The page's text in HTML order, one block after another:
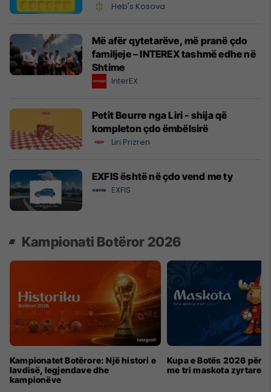
Heb's Kosova
Më afër qytetarëve, më pranë çdo
familjeje – INTEREX tashmë edhe në
Shtime
InterEX
Petit Beurre nga Liri - shija që
kompleton çdo ëmbëlsirë
Liri Prizren
EXFIS është në çdo vend me ty
EXFIS
Kampionati Botëror 2026
Kampionatet Botërore: Një histori e
lavdisë, legjendave dhe
kampionëve
Kupa e Botës 2026 për
me tri maskota zyrtare